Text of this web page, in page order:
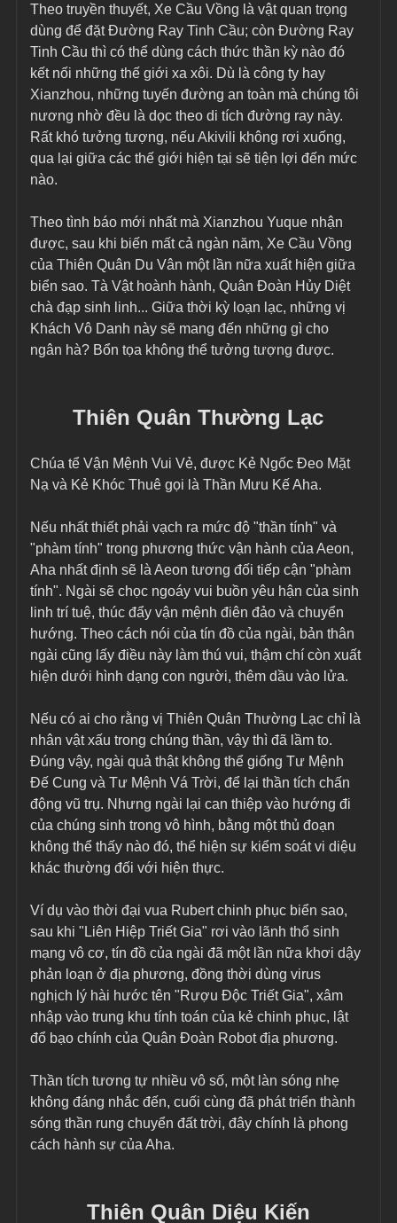
Theo truyền thuyết, Xe Cầu Vồng là vật quan trọng
dùng để đặt Đường Ray Tinh Cầu; còn Đường Ray
Tinh Cầu thì có thể dùng cách thức thần kỳ nào đó
kết nối những thế giới xa xôi. Dù là công ty hay
Xianzhou, những tuyến đường an toàn mà chúng tôi
nương nhờ đều là dọc theo di tích đường ray này.
Rất khó tưởng tượng, nếu Akivili không rơi xuống,
qua lại giữa các thế giới hiện tại sẽ tiện lợi đến mức
nào.
Theo tình báo mới nhất mà Xianzhou Yuque nhận
được, sau khi biến mất cả ngàn năm, Xe Cầu Vồng
của Thiên Quân Du Vân một lần nữa xuất hiện giữa
biển sao. Tà Vật hoành hành, Quân Đoàn Hủy Diệt
chà đạp sinh linh... Giữa thời kỳ loạn lạc, những vị
Khách Vô Danh này sẽ mang đến những gì cho
ngân hà? Bổn tọa không thể tưởng tượng được.
Thiên Quân Thường Lạc
Chúa tể Vận Mệnh Vui Vẻ, được Kẻ Ngốc Đeo Mặt
Nạ và Kẻ Khóc Thuê gọi là Thần Mưu Kế Aha.
Nếu nhất thiết phải vạch ra mức độ "thần tính" và
"phàm tính" trong phương thức vận hành của Aeon,
Aha nhất định sẽ là Aeon tương đối tiếp cận "phàm
tính". Ngài sẽ chọc ngoáy vui buồn yêu hận của sinh
linh trí tuệ, thúc đẩy vận mệnh điên đảo và chuyển
hướng. Theo cách nói của tín đồ của ngài, bản thân
ngài cũng lấy điều này làm thú vui, thậm chí còn xuất
hiện dưới hình dạng con người, thêm dầu vào lửa.
Nếu có ai cho rằng vị Thiên Quân Thường Lạc chỉ là
nhân vật xấu trong chúng thần, vậy thì đã lầm to.
Đúng vậy, ngài quả thật không thể giống Tư Mệnh
Đế Cung và Tư Mệnh Vá Trời, để lại thần tích chấn
động vũ trụ. Nhưng ngài lại can thiệp vào hướng đi
của chúng sinh trong vô hình, bằng một thủ đoạn
không thể thấy nào đó, thể hiện sự kiểm soát vi diệu
khác thường đối với hiện thực.
Ví dụ vào thời đại vua Rubert chinh phục biển sao,
sau khi "Liên Hiệp Triết Gia" rơi vào lãnh thổ sinh
mạng vô cơ, tín đồ của ngài đã một lần nữa khơi dậy
phản loạn ở địa phương, đồng thời dùng virus
nghịch lý hài hước tên "Rượu Độc Triết Gia", xâm
nhập vào trung khu tính toán của kẻ chinh phục, lật
đổ bạo chính của Quân Đoàn Robot địa phương.
Thần tích tương tự nhiều vô số, một làn sóng nhẹ
không đáng nhắc đến, cuối cùng đã phát triển thành
sóng thần rung chuyển đất trời, đây chính là phong
cách hành sự của Aha.
Thiên Quân Diệu Kiến